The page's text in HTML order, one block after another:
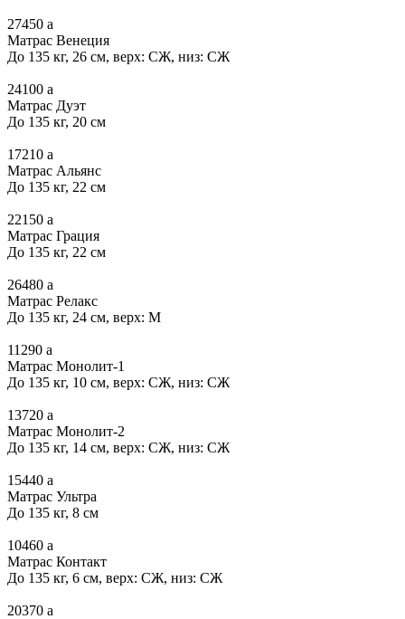
27450 a
Матрас Венеция
До 135 кг, 26 см, верх: СЖ, низ: СЖ
24100 a
Матрас Дуэт
До 135 кг, 20 см
17210 a
Матрас Альянс
До 135 кг, 22 см
22150 a
Матрас Грация
До 135 кг, 22 см
26480 a
Матрас Релакс
До 135 кг, 24 см, верх: М
11290 a
Матрас Монолит-1
До 135 кг, 10 см, верх: СЖ, низ: СЖ
13720 a
Матрас Монолит-2
До 135 кг, 14 см, верх: СЖ, низ: СЖ
15440 a
Матрас Ультра
До 135 кг, 8 см
10460 a
Матрас Контакт
До 135 кг, 6 см, верх: СЖ, низ: СЖ
20370 a